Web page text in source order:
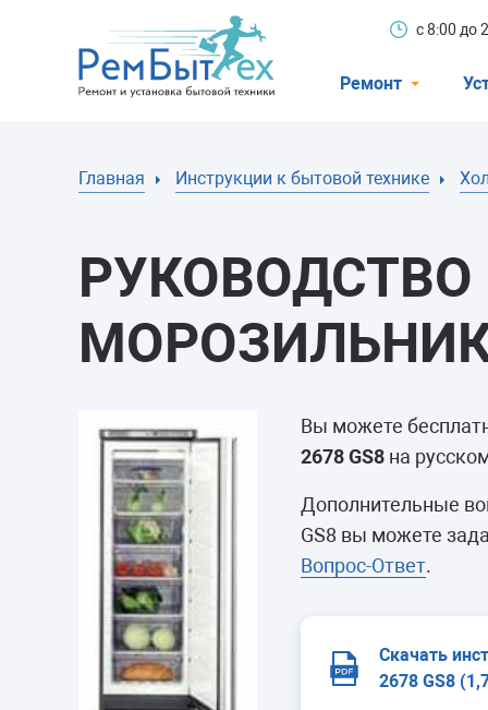
с 8:00 до
Ремонт
Стиральные
Телевизоры
Варочные
Духовные
Сушильные
Главная Инструкции к бытовой технике
Вы можете
2678 GS8 на
Дополнительные
GS8 вы можете
Вопрос-Ответ.
Скачать
2678 GS8